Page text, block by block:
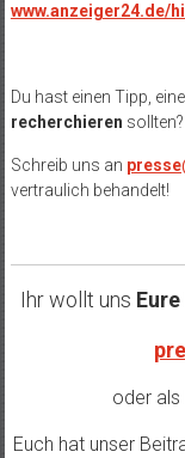
www.anzeiger24.de/
Du hast einen Tipp,
recherchieren sollten?
Schreib uns an
vertraulich behandelt!
Ihr wollt uns
oder als
Euch hat unser